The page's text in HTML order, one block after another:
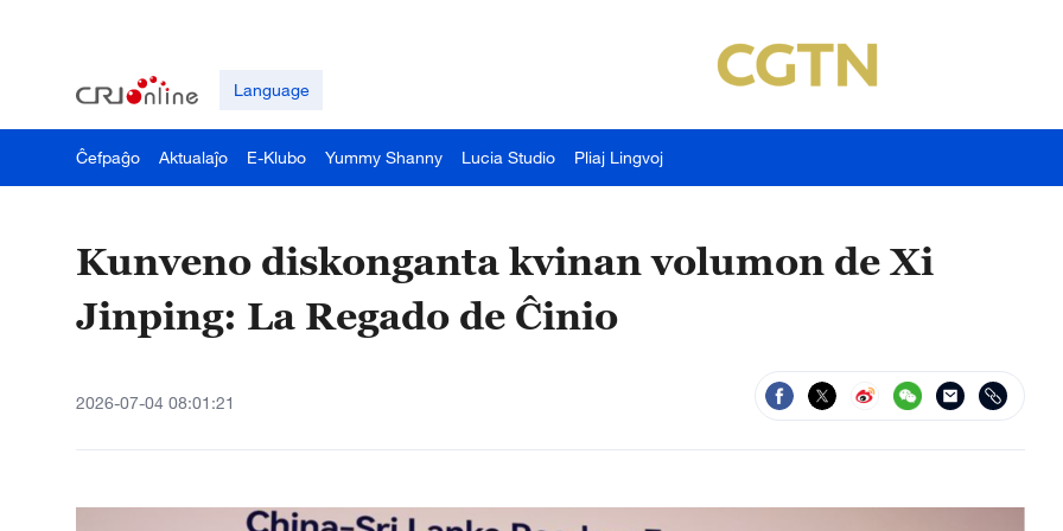
Language
Ĉefpaĝo Aktualaĵo E-Klubo Yummy Shanny Lucia Studio Pliaj Lingvoj
Kunveno diskonganta kvinan volumon de Xi
Jinping: La Regado de Ĉinio
2026-07-04 08:01:21